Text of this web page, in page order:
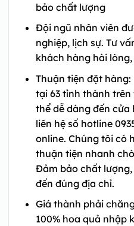
bảo chất lượng
Đội ngũ nhân viên
nghiệp, lịch sự. Tư
khách hàng hài lòng,
Thuận tiện đặt
tại 63 tỉnh thành
thể dễ dàng đến cửa
liên hệ số hotline
online. Chúng tôi có
thuận tiện nhanh
Đảm bảo chất
đến đúng địa chỉ.
Giá thành phải
100% hoa quả nhập